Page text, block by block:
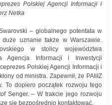
Polskiej Agencji Informacji i
Netka
– globalnego potentata w
duże uznanie także w Warszawie.
w stolicy województwa
Agencja Informacji i Inwestycji
Polskiej Agencji Informacji i
od ministra. Zapewnił, że PAIiIZ
To dopiero początek rozwoju tego
Senger. – W trakcie jego rozwoju
się bezpośrednio kontaktować.